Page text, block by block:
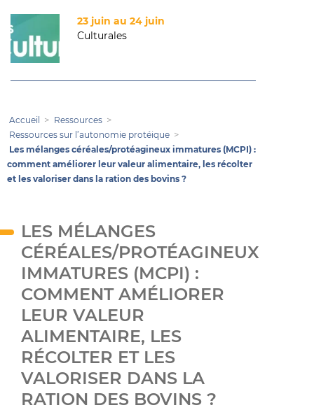
23 juin au 24 juin
Culturales
Accueil
Ressources
Ressources sur l’autonomie protéique
Les mélanges céréales/protéagineux immatures (MCPI) :
comment améliorer leur valeur alimentaire, les récolter
et les valoriser dans la ration des bovins ?
LES MÉLANGES
CÉRÉALES/PROTÉAGINEUX
IMMATURES (MCPI) :
COMMENT AMÉLIORER
LEUR VALEUR
ALIMENTAIRE, LES
RÉCOLTER ET LES
VALORISER DANS LA
RATION DES BOVINS ?